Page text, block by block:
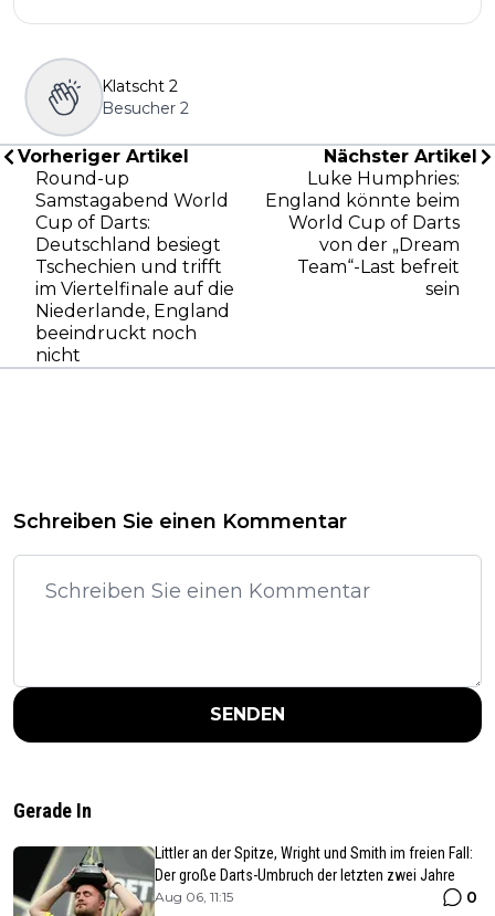
Klatscht 2
Besucher 2
Vorheriger Artikel
Round-up
Samstagabend World
Cup of Darts:
Deutschland besiegt
Tschechien und trifft
im Viertelfinale auf die
Niederlande, England
beeindruckt noch
nicht
Nächster Artikel
Luke Humphries:
England könnte beim
World Cup of Darts
von der „Dream
Team“-Last befreit
sein
Schreiben Sie einen Kommentar
SENDEN
Gerade In
Littler an der Spitze, Wright und Smith im freien Fall:
Der große Darts-Umbruch der letzten zwei Jahre
Aug 06, 11:15 0